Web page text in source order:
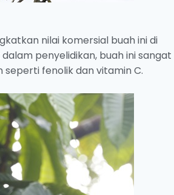
nilai komersial buah ini di
penyelidikan, buah ini sangat
fenolik dan vitamin C.